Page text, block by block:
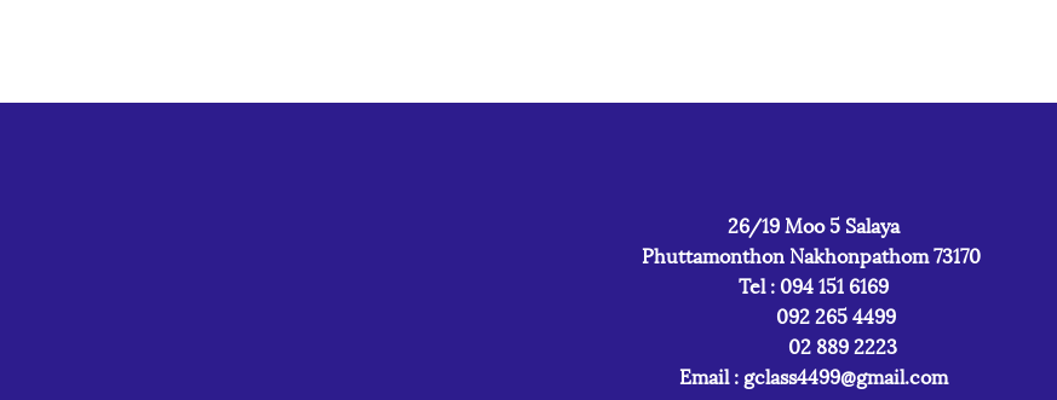
26/19 Moo 5 Salaya
Phuttamonthon Nakhonpathom 73170
Tel : 094 151 6169
092 265 4499
02 889 2223
Email : gclass4499@gmail.com